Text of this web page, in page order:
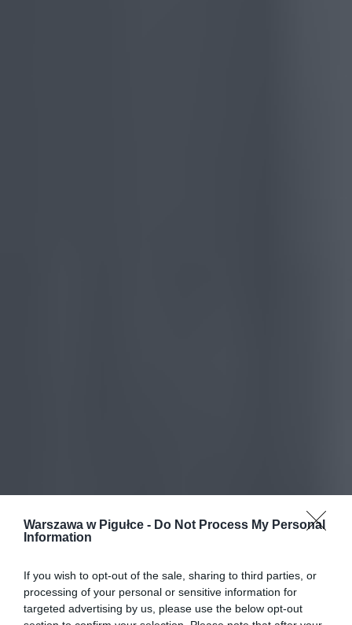
Warszawa w Pigułce - Do Not Process My Personal
Information
If you wish to opt-out of the sale, sharing to third parties, or
processing of your personal or sensitive information for
targeted advertising by us, please use the below opt-out